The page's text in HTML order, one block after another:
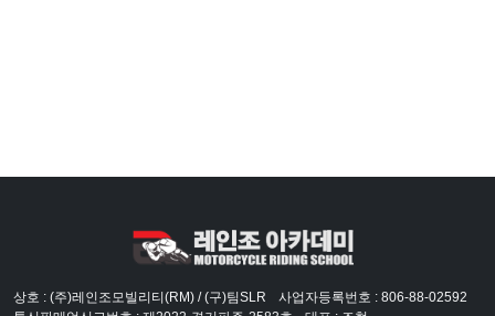
상호 : (주)레인조모빌리티(RM) / (구)팀SLR
사업자등록번호 : 806-88-02592